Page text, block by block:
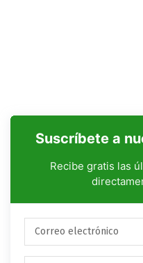
Suscríbete a
Recibe gratis las